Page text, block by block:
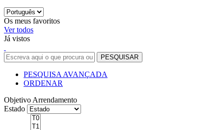
Os meus favoritos
Ver todos
Já vistos
PESQUISA AVANÇADA
ORDENAR
Objetivo Arrendamento
Estado